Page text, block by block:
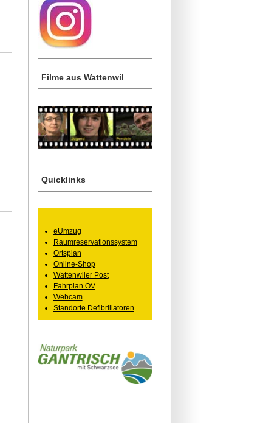
Filme aus Wattenwil
Quicklinks
eUmzug
Raumreservationssystem
Ortsplan
Online-Shop
Wattenwiler Post
Fahrplan ÖV
Webcam
Standorte Defibrillatoren